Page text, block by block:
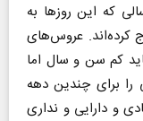
که این روزها به
کرده‌اند. عروس‌های
۱۸ ساله‌ای که شاید کم سن و سال اما
را برای چندین دهه
و دارایی و نداری